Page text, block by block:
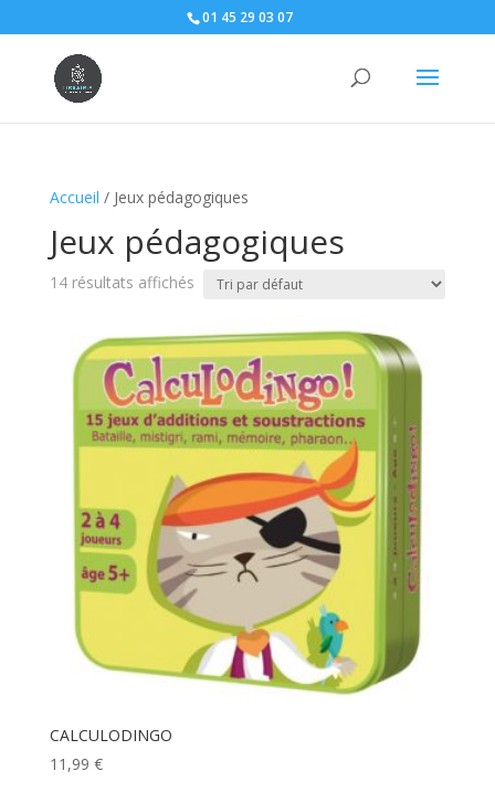
01 45 29 03 07
Accueil / Jeux pédagogiques
Jeux pédagogiques
14 résultats affichés
CALCULODINGO
11,99 €